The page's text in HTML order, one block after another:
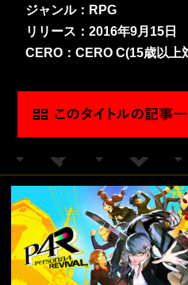
ジャンル：RPG
リリース：2016年9月15日
CERO：CERO C(15歳以上